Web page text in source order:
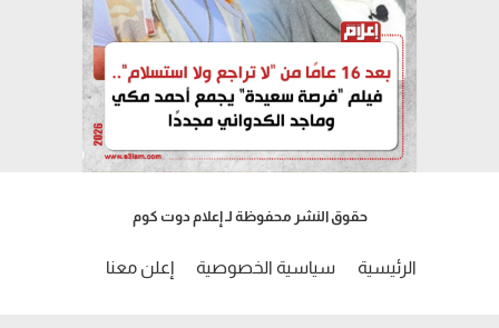
حقوق النشر محفوظة لـ إعلام دوت كوم
الرئيسية سياسية الخصوصية إعلن معنا